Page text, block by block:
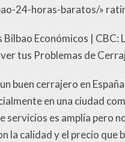
24-horas-baratos/»
Económicos | CBC:
tus Problemas de
buen cerrajero en
en una ciudad
servicios es amplia pero
la calidad y el precio que